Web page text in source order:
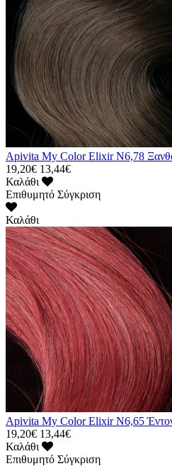
Apivita My Color Elixir N6,78
19,20€ 13,44€
Καλάθι
Επιθυμητό Σύγκριση
Καλάθι
Apivita My Color Elixir N6,65
19,20€ 13,44€
Καλάθι
Επιθυμητό Σύγκριση